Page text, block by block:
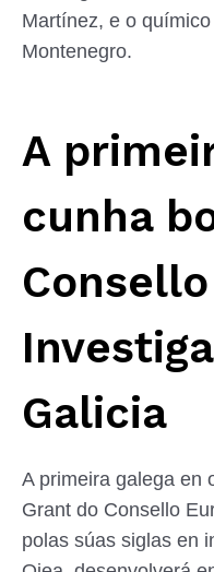
Martínez, e o
Montenegro.
A
cunha
Galicia
A primeira galega en
Grant do Consello
polas súas siglas en